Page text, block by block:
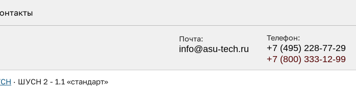
Почта:
info@asu-tech.ru
Телефон:
+7 (495) 228-77-29
+7 (800) 333-12-99
· ШУСН 2 - 1.1 «стандарт»